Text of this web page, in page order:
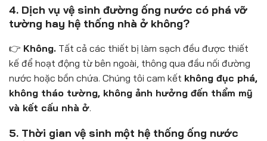
4. Dịch vụ vệ sinh đường ống nước có phá vỡ
tường hay hệ thống nhà ở không?
👉 Không. Tất cả các thiết bị làm sạch đều được thiết
kế để hoạt động từ bên ngoài, thông qua đầu nối đường
nước hoặc bồn chứa. Chúng tôi cam kết không đục phá,
không tháo tường, không ảnh hưởng đến thẩm mỹ
và kết cấu nhà ở.
5. Thời gian vệ sinh một hệ thống ống nước